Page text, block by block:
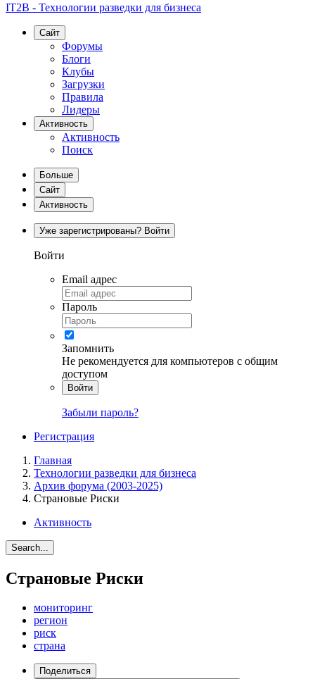
IT2B - Технологии разведки для бизнеса
Сайт
Форумы
Блоги
Клубы
Загрузки
Правила
Лидеры
Активность
Активность
Поиск
Больше
Сайт
Активность
Уже зарегистрированы? Войти
Войти
Email адрес
Пароль
Запомнить
Не рекомендуется для компьютеров с общим
доступом
Войти
Забыли пароль?
Регистрация
Главная
Технологии разведки для бизнеса
Архив форума (2003-2025)
Страновые Риски
Активность
Search...
Страновые Риски
мониторинг
регион
риск
страна
Поделиться